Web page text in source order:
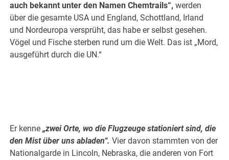
auch bekannt unter den Namen Chemtrails“, werden
über die gesamte USA und England, Schottland, Irland
und Nordeuropa versprüht, das habe er selbst gesehen.
Vögel und Fische sterben rund um die Welt. Das ist „Mord,
ausgeführt durch die UN.“
Er kenne„zwei Orte, wo die Flugzeuge stationiert sind, die
den Mist über uns abladen“. Vier davon stammten von der
Nationalgarde in Lincoln, Nebraska, die anderen von Fort